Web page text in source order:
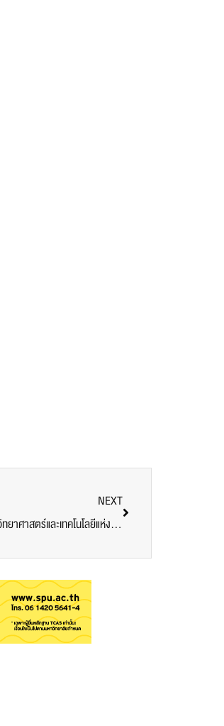
NEXT
“SITI SPU ON TOUR” เรียนรู้แบบเด็กนวัตกรรม ในงานมหกรรมวิทยาศาสตร์และเทคโนโลยีแห่งชาติ ประจำปี 2564